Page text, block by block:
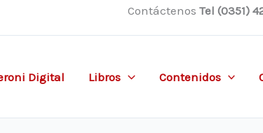
Contáctenos Tel (0351)
Digital Libros Contenidos